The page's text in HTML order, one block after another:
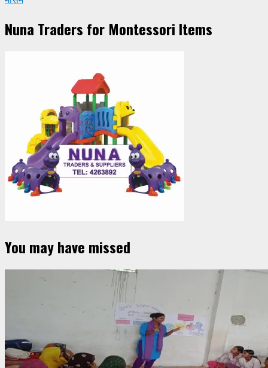
Nuna Traders for Montessori Items
You may have missed